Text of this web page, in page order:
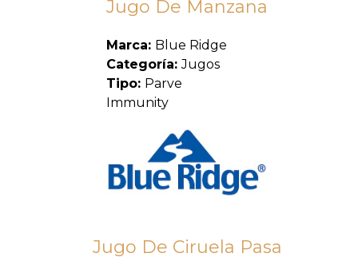
Jugo De Manzana
Marca: Blue Ridge
Categoría:Jugos
Tipo: Parve
Immunity
Jugo De Ciruela Pasa